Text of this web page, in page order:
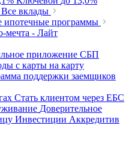
Все вклады
ипотечные программы
мечта - Лайт
приложение СБП
с карты на карту
поддержки заемщиков
Стать клиентом через ЕБС
Доверительное
Инвестиции Аккредитив